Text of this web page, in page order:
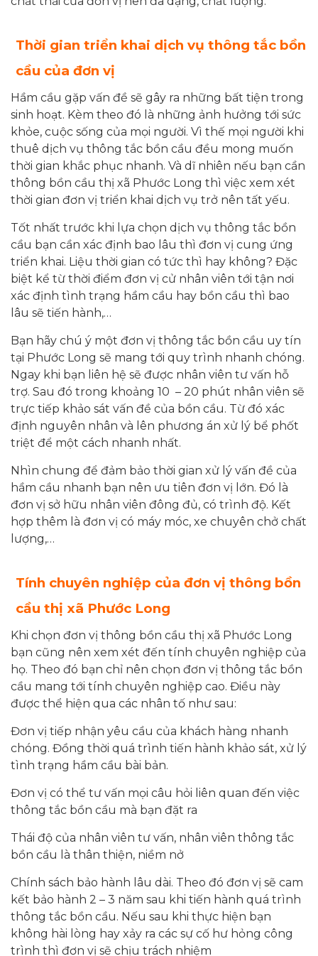
Thời gian triển khai dịch vụ thông tắc bồn
cầu của đơn vị
Hầm cầu gặp vấn đề sẽ gây ra những bất tiện trong
sinh hoạt. Kèm theo đó là những ảnh hưởng tới sức
khỏe, cuộc sống của mọi người. Vì thế mọi người khi
thuê dịch vụ thông tắc bồn cầu đều mong muốn
thời gian khắc phục nhanh. Và dĩ nhiên nếu bạn cần
thông bồn cầu thị xã Phước Long thì việc xem xét
thời gian đơn vị triển khai dịch vụ trở nên tất yếu.
Tốt nhất trước khi lựa chọn dịch vụ thông tắc bồn
cầu bạn cần xác định bao lâu thì đơn vị cung ứng
triển khai. Liệu thời gian có tức thì hay không? Đặc
biệt kể từ thời điểm đơn vị cử nhân viên tới tận nơi
xác định tình trạng hầm cầu hay bồn cầu thì bao
lâu sẽ tiến hành,…
Bạn hãy chú ý một đơn vị thông tắc bồn cầu uy tín
tại Phước Long sẽ mang tới quy trình nhanh chóng.
Ngay khi bạn liên hệ sẽ được nhân viên tư vấn hỗ
trợ. Sau đó trong khoảng 10 – 20 phút nhân viên sẽ
trực tiếp khảo sát vấn đề của bồn cầu. Từ đó xác
định nguyên nhân và lên phương án xử lý bể phốt
triệt để một cách nhanh nhất.
Nhìn chung để đảm bảo thời gian xử lý vấn đề của
hầm cầu nhanh bạn nên ưu tiên đơn vị lớn. Đó là
đơn vị sở hữu nhân viên đông đủ, có trình độ. Kết
hợp thêm là đơn vị có máy móc, xe chuyên chở chất
lượng,…
Tính chuyên nghiệp của đơn vị thông bồn
cầu thị xã Phước Long
Khi chọn đơn vị thông bồn cầu thị xã Phước Long
bạn cũng nên xem xét đến tính chuyên nghiệp của
họ. Theo đó bạn chỉ nên chọn đơn vị thông tắc bồn
cầu mang tới tính chuyên nghiệp cao. Điều này
được thể hiện qua các nhân tố như sau:
Đơn vị tiếp nhận yêu cầu của khách hàng nhanh
chóng. Đồng thời quá trình tiến hành khảo sát, xử lý
tình trạng hầm cầu bài bản.
Đơn vị có thể tư vấn mọi câu hỏi liên quan đến việc
thông tắc bồn cầu mà bạn đặt ra
Thái độ của nhân viên tư vấn, nhân viên thông tắc
bồn cầu là thân thiện, niềm nở
Chính sách bảo hành lâu dài. Theo đó đơn vị sẽ cam
kết bảo hành 2 – 3 năm sau khi tiến hành quá trình
thông tắc bồn cầu. Nếu sau khi thực hiện bạn
không hài lòng hay xảy ra các sự cố hư hỏng công
trình thì đơn vị sẽ chịu trách nhiệm